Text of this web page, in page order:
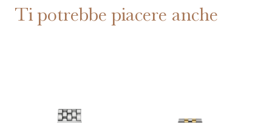
Ti potrebbe piacere anche